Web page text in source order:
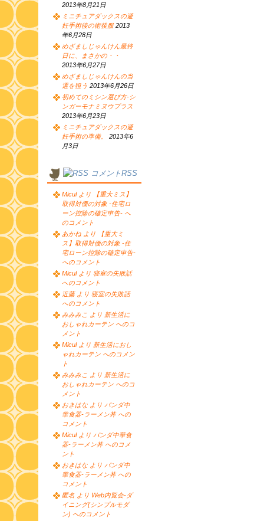
2013年8月21日
ミニチュアダックスの避
妊手術後の術後服 2013
年6月28日
めざましじゃんけん最終
日に、まさかの・・
2013年6月27日
めざましじゃんけんの当
選を狙う 2013年6月26日
初めてのミシン選び方-シ
ンガーモナミヌウプラス
2013年6月23日
ミニチュアダックスの避
妊手術の準備。
2013年6
月3日
コメントRSS
Micul より 【重大ミス】
取得対価の対象 -住宅ロ
ーン控除の確定申告- へ
のコメント
あかね より 【重大ミ
ス】取得対価の対象 -住
宅ローン控除の確定申告-
へのコメント
Micul より 寝室の失敗話
へのコメント
近藤 より 寝室の失敗話
へのコメント
みみみこ より 新生活に
おしゃれカーテン へのコ
メント
Micul より 新生活におし
ゃれカーテン へのコメン
ト
みみみこ より 新生活に
おしゃれカーテン へのコ
メント
おきはな より パンダ中
華食器-ラーメン丼 への
コメント
Micul より パンダ中華食
器-ラーメン丼 へのコメ
ント
おきはな より パンダ中
華食器-ラーメン丼 への
コメント
匿名 より Web内覧会-ダ
イニング(シンプルモダ
ン) へのコメント